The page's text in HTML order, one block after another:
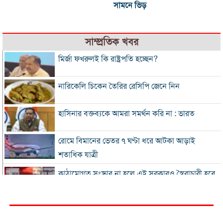
সামনে ভিড়
সাম্প্রতিক খবর
মির্জা ফখরুলই কি রাষ্ট্রপতি হচ্ছেন?
নারিকেলি চিকেন তৈরির রেসিপি জেনে নিন
হাসিনার বক্তব্যকে আমরা সমর্থন করি না : ভারত
রোমে বিমানের ভেতর ৭ ঘণ্টা ধরে আটকা আড়াই
শতাধিক যাত্রী
কাঠামোগত সংস্কার না হলে এই সরকারও স্বৈরাচারী হবে
‘কিসের হাসিনা, তার চেহারা কী দেখা গেছে?